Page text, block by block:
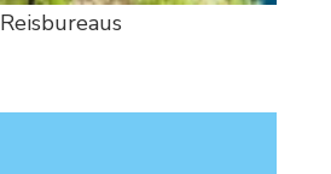
Reisbureaus